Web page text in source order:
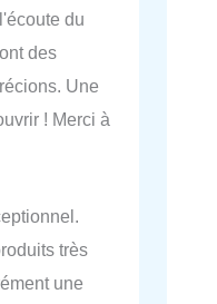
du
des
Une
! Merci à
très
une